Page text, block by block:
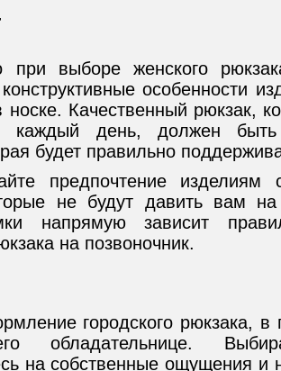
при выборе женского
особенности
носке. Качественный рюкзак,
каждый день, должен
будет правильно
предпочтение
не будут давить вам
напрямую зависит
на позвоночник.
городского рюкзака,
обладательнице.
на собственные ощущения и